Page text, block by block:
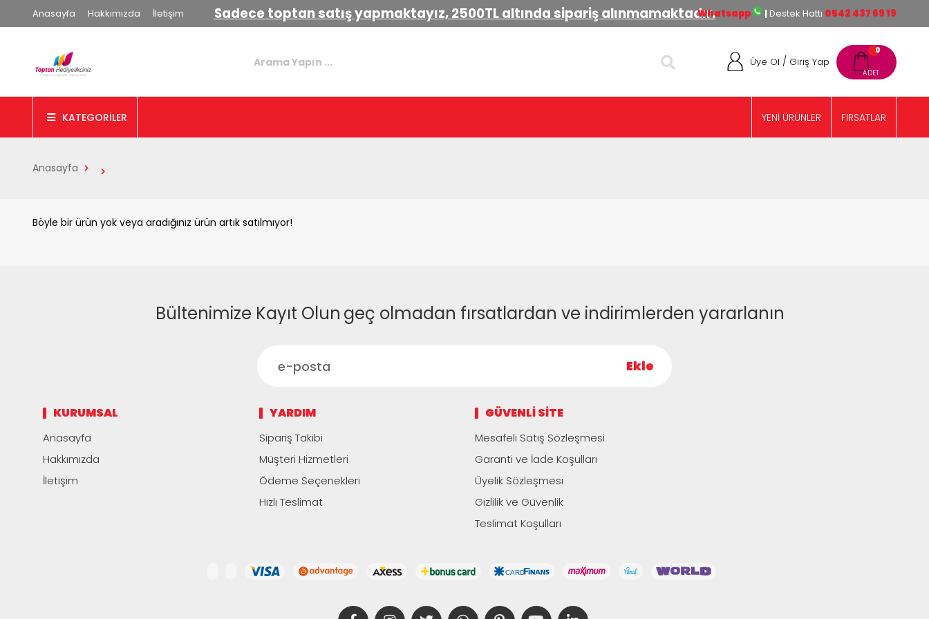
Anasayfa Hakkımızda İletişim Sadece toptan satış yapmaktayız, 2500TL altında sipariş alınmamaktadır.Whatsapp |Destek Hattı 0542 437 69 19
0
Üye Ol / Giriş Yap
KATEGORİLER FIRSATLAR
YENİ ÜRÜNLER
Anasayfa
Böyle bir ürün yok veya aradığınız ürün artık satılmıyor!
Bültenimize Kayıt Olun geç olmadan fırsatlardan ve indirimlerden yararlanın
Ekle
KURUMSAL
Anasayfa
Hakkımızda
İletişim
YARDIM
Sipariş Takibi
Müşteri Hizmetleri
Ödeme Seçenekleri
Hızlı Teslimat
GÜVENLI SITE
Mesafeli Satış Sözleşmesi
Garanti ve İade Koşulları
Üyelik Sözleşmesi
Gizlilik ve Güvenlik
Teslimat Koşulları